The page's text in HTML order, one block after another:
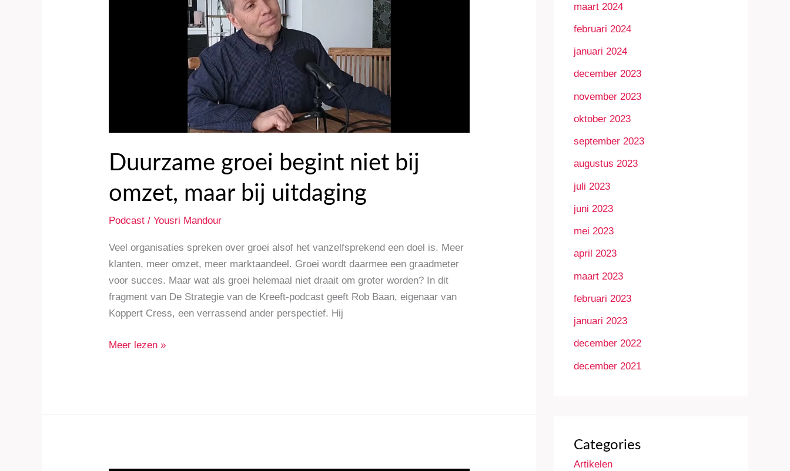
Duurzame groei begint niet bij
omzet, maar bij uitdaging
Podcast /Yousri Mandour
Veel organisaties spreken over groei alsof het vanzelfsprekend een doel is. Meer
klanten, meer omzet, meer marktaandeel. Groei wordt daarmee een graadmeter
voor succes. Maar wat als groei helemaal niet draait om groter worden? In dit
fragment van De Strategie van de Kreeft-podcast geeft Rob Baan, eigenaar van
Koppert Cress, een verrassend ander perspectief. Hij
Meer lezen »
maart 2024
februari 2024
januari 2024
december 2023
november 2023
oktober 2023
september 2023
augustus 2023
juli 2023
juni 2023
mei 2023
april 2023
maart 2023
februari 2023
januari 2023
december 2022
december 2021
Categories
Artikelen